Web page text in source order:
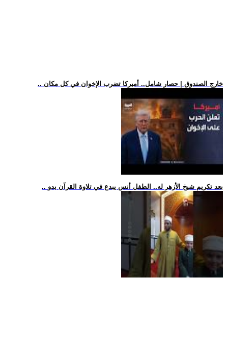
.. خارج الصندوق | حصار شامل.. أميركا تضرب الإخوان في كل مكان
.. بعد تكريم شيخ الأزهر له.. الطفل أنس يبدع في تلاوة القرآن بدو